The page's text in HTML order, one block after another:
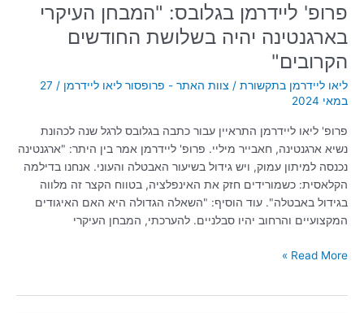
פרופ' ליידרמן בגלובס: "המבחן העיקרי
בארגנטינה יהיה בשלושת החודשים
הקרובים"
ליאו ליידרמן בתקשורת / צוות האתר - פרופסור ליאו ליידרמן /
27
במאי 2024
פרופ' ליאו ליידרמן התראיין עבור כתבה בגלובס לרגל שנה לכהונת
נשיא ארגנטינה, חאבייר מיליי. פרופ' ליידרמן אמר בין היתר: "ארגנטינה
נכנסה למיתון עמוק, ויש גידול בשיעור האבטלה והעוני. אנחנו בדילמה
הקלאסית: כשמורידים חזק את האינפלציה, בטווח הקצר זה מלווה
בגידול באבטלה". עוד הוסיף: "השאלה הגדולה היא האם האיגודים
המקצועיים והרחוב יהיו סבלניים. להערכתי, המבחן העיקרי
Read More »